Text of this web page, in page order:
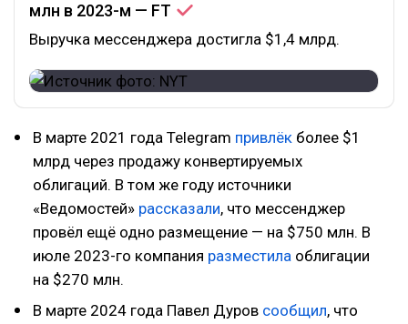
млн в 2023-м — FT
Выручка мессенджера достигла $1,4 млрд.
В марте 2021 года Telegram привлёк более $1
млрд через продажу конвертируемых
облигаций. В том же году источники
«Ведомостей» рассказали, что мессенджер
провёл ещё одно размещение — на $750 млн. В
июле 2023-го компания разместила облигации
на $270 млн.
В марте 2024 года Павел Дуров сообщил, что